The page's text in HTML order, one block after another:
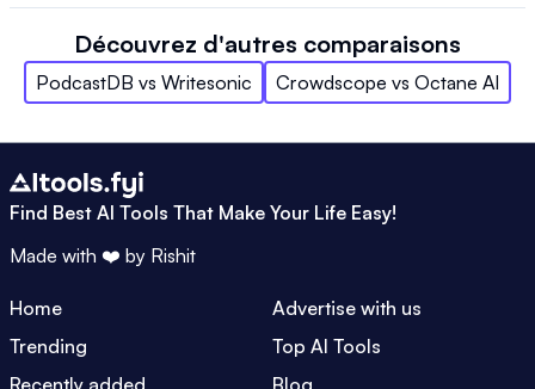
Découvrez d'autres comparaisons
PodcastDB vs Writesonic Crowdscope vs Octane AI
Find Best AI Tools That Make Your Life Easy!
Made with ❤️ by Rishit
Home
Advertise with us
Trending
Top AI Tools